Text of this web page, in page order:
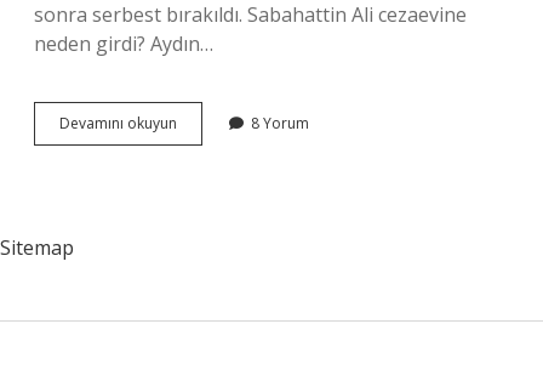
sonra serbest bırakıldı. Sabahattin Ali cezaevine
neden girdi? Aydın…
Devamını okuyun Sabahattin
Ali
8 Yorum
Sitemap